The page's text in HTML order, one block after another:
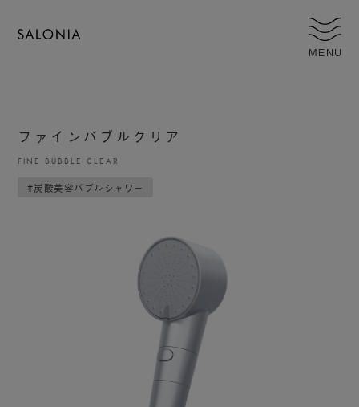
MENU
ファインバブルクリア
FINE BUBBLE CLEAR
#炭酸美容バブルシャワー